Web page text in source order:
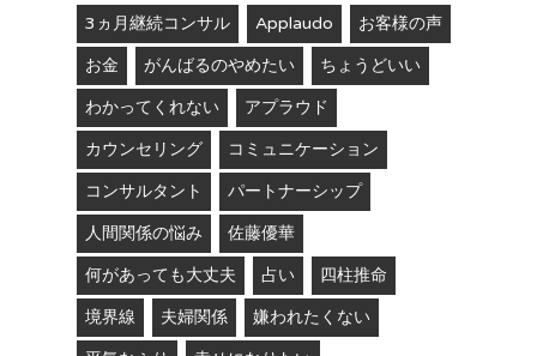
3ヵ月継続コンサル Applaudo お客様の声
お金 がんばるのやめたい ちょうどいい
わかってくれない アプラウド
カウンセリング コミュニケーション
コンサルタント パートナーシップ
人間関係の悩み 佐藤優華
何があっても大丈夫 占い 四柱推命
境界線 夫婦関係 嫌われたくない